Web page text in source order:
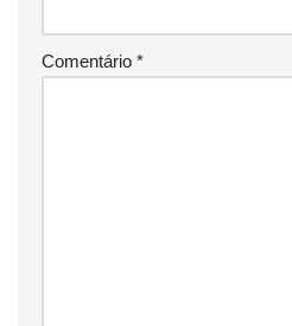
Comentário *